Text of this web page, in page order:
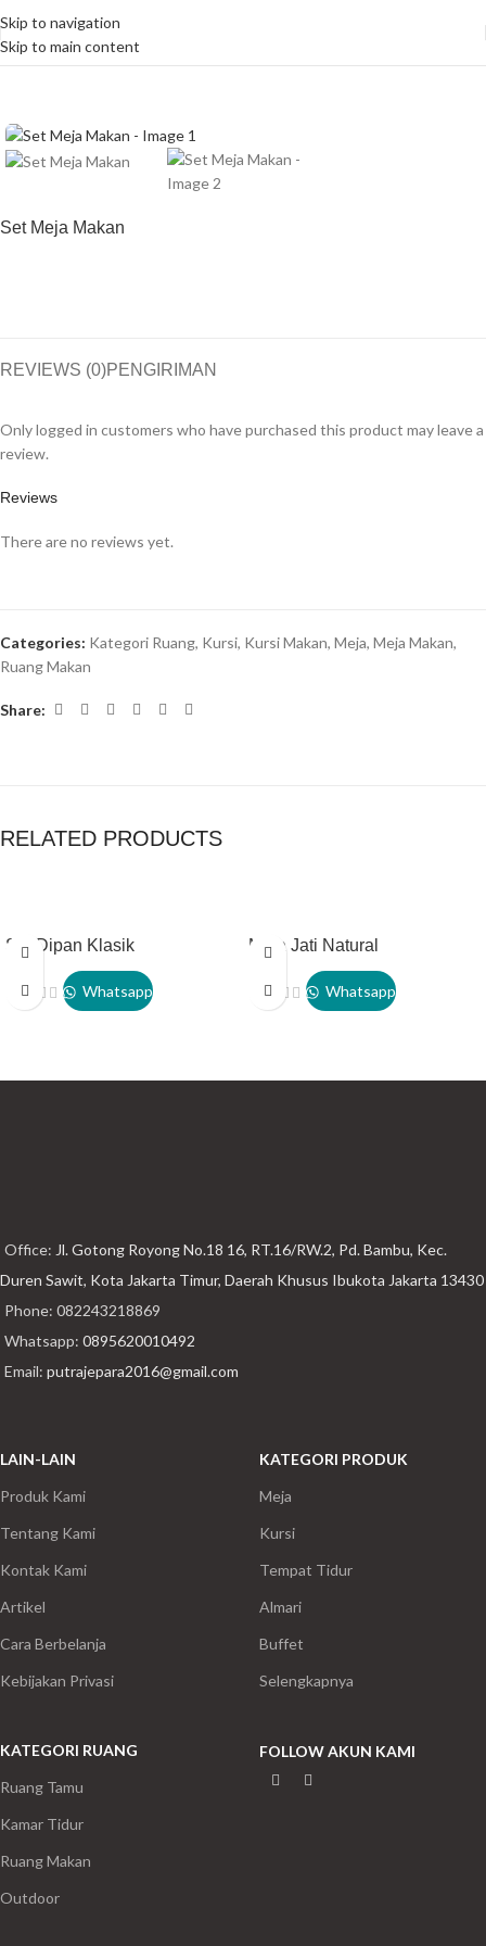
Skip to navigation
Skip to main content
Home Kategori Ruang
Set Meja Makan
REVIEWS (0)PENGIRIMAN
Reviews
There are no reviews yet.
Only logged in customers who have purchased this product may leave a
review.
Categories: Kategori Ruang, Kursi, Kursi Makan, Meja, Meja Makan,
Ruang Makan
Share:
RELATED PRODUCTS
Set Dipan Klasik
Whatsapp
Meja Jati Natural
Whatsapp
Office: Jl. Gotong Royong No.18 16, RT.16/RW.2, Pd. Bambu, Kec.
Duren Sawit, Kota Jakarta Timur, Daerah Khusus Ibukota Jakarta 13430
Phone: 082243218869
Whatsapp: 0895620010492
Email: putrajepara2016@gmail.com
LAIN-LAIN
Produk Kami
Tentang Kami
Kontak Kami
Artikel
Cara Berbelanja
Kebijakan Privasi
KATEGORI PRODUK
Meja
Kursi
Tempat Tidur
Almari
Buffet
Selengkapnya
KATEGORI RUANG
Ruang Tamu
Kamar Tidur
Ruang Makan
Outdoor
FOLLOW AKUN KAMI